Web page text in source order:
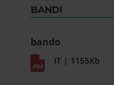
BANDI
bando
IT | 1155Kb